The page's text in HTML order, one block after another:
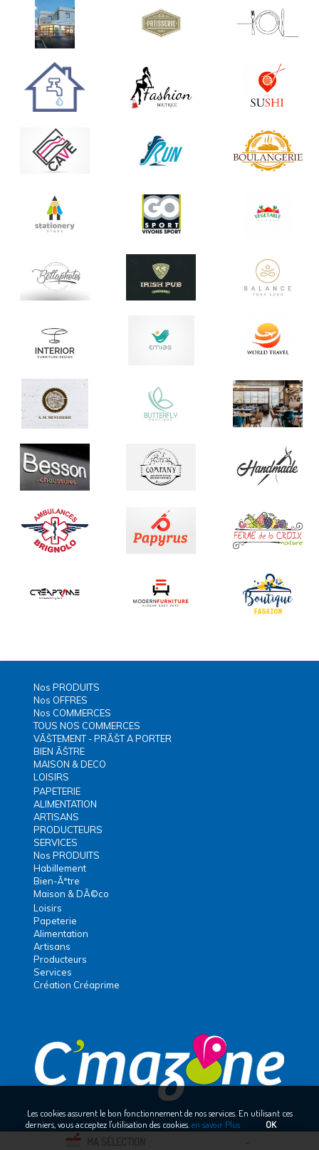
-
Les cookies assurent le bon fonctionnement de nos services. En utilisant ces
derniers, vous acceptez l'utilisation des cookies. en savoir Plus OK
Nos PRODUITS
Nos OFFRES
Nos COMMERCES
TOUS NOS COMMERCES
VÃŠTEMENT - PRÃŠT A PORTER
BIEN ÃŠTRE
MAISON & DECO
LOISIRS
PAPETERIE
ALIMENTATION
ARTISANS
PRODUCTEURS
SERVICES
Nos PRODUITS
Habillement
Bien-Ãªtre
Maison & DÃ©co
Loisirs
Papeterie
Alimentation
Artisans
Producteurs
Services
Création Créaprime